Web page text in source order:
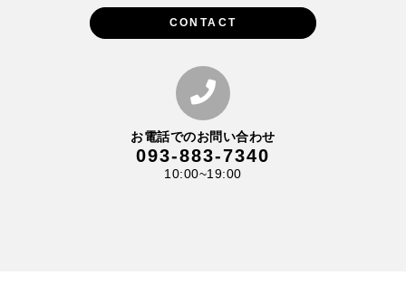
CONTACT
お電話でのお問い合わせ
093-883-7340
10:00~19:00